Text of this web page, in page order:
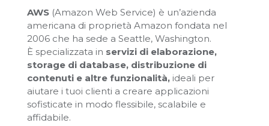
AWS(Amazon Web Service) è un’azienda
americana di proprietà Amazon fondata nel
2006 che ha sede a Seattle, Washington.
È specializzata in servizi di elaborazione,
storage di database, distribuzione di
contenuti e altre funzionalità,ideali per
aiutare i tuoi clienti a creare applicazioni
sofisticate in modo flessibile, scalabile e
affidabile.